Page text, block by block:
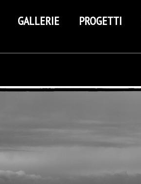
GALLERIE PROGETTI